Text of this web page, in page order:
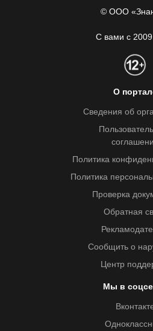
© ООО
С вами с 2009
О
Сведения об
Политика
Политика
Проверка
Обратная
Сообщить о
Центр
Мы в